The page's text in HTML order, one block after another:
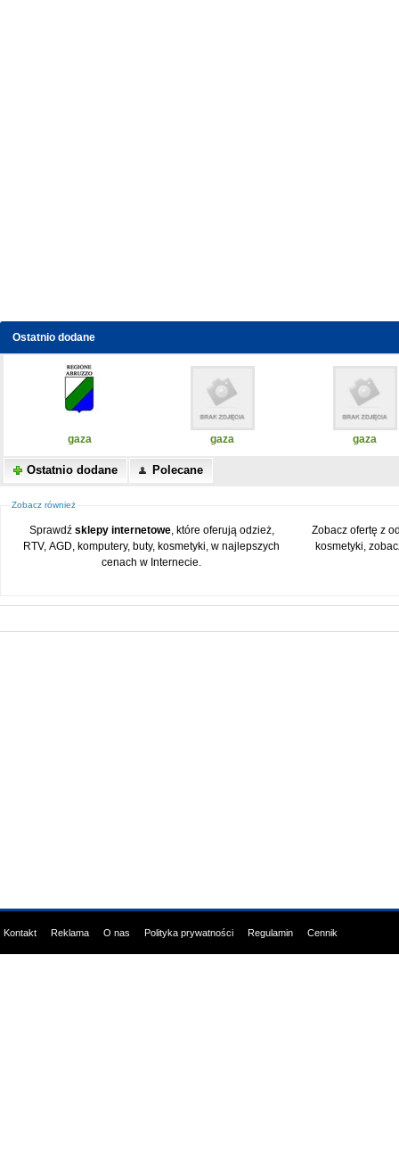
Ostatnio dodane
gaza gaza gaza
Ostatnio dodane Polecane
Zobacz również
Sprawdź sklepy internetowe, które oferują odzież,
RTV, AGD, komputery, buty, kosmetyki, w najlepszych
cenach w Internecie.
Zobacz ofertę z
kosmetyki,
Kontakt Reklama O nas Polityka prywatności Regulamin Cennik